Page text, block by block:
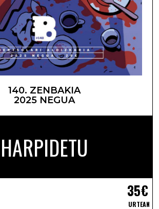
140. ZENBAKIA
2025 NEGUA
HARPIDETU
35€
URTEAN